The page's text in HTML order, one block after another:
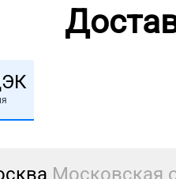
Московская